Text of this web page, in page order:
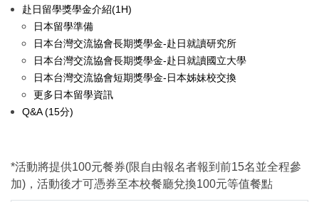
赴日留學獎學金介紹(1H)
日本留學準備
日本台灣交流協會長期獎學金-赴日就讀研究所
日本台灣交流協會長期獎學金-赴日就讀國立大學
日本台灣交流協會短期獎學金-日本姊妹校交換
更多日本留學資訊
Q&A (15分)
*活動將提供100元餐券(限自由報名者報到前15名並全程參
加)，活動後才可憑券至本校餐廳兌換100元等值餐點